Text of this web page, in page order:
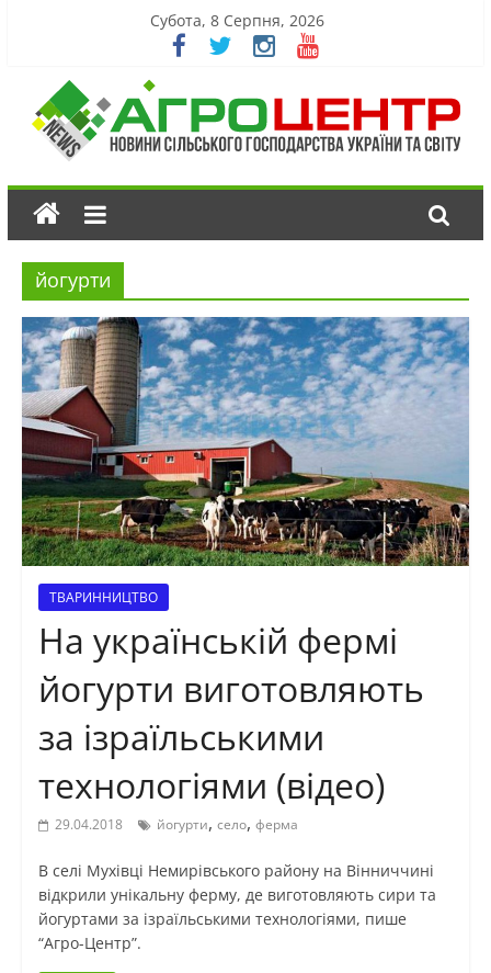
Субота, 8 Серпня, 2026
йогурти
ТВАРИННИЦТВО
На українській фермі
йогурти виготовляють
за ізраїльськими
технологіями (відео)
29.04.2018 йогурти, село, ферма
В селі Мухівці Немирівського району на Вінниччині
відкрили унікальну ферму, де виготовляють сири та
йогуртами за ізраїльськими технологіями, пише
“Агро-Центр”.